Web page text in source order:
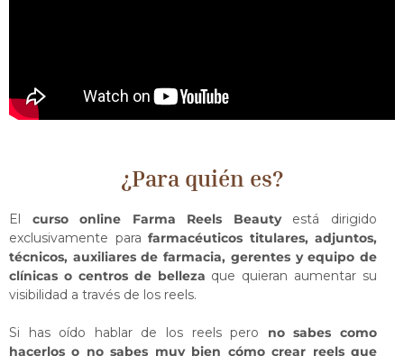
¿Para quién es?
El curso online Farma Reels Beautyestá dirigido
exclusivamente para farmacéuticos titulares, adjuntos,
técnicos, auxiliares de farmacia, gerentes y equipo de
clínicas o centros de belleza que quieran aumentar su
visibilidad a través de los reels.
Si has oído hablar de los reels pero no sabes como
hacerlos o no sabes muy bien cómo crear reels que